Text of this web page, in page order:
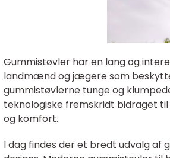
Gummistøvler har en lang og
landmænd og jægere som
gummistøvlerne tunge og
teknologiske fremskridt bidraget
og komfort.
I dag findes der et bredt udvalg af